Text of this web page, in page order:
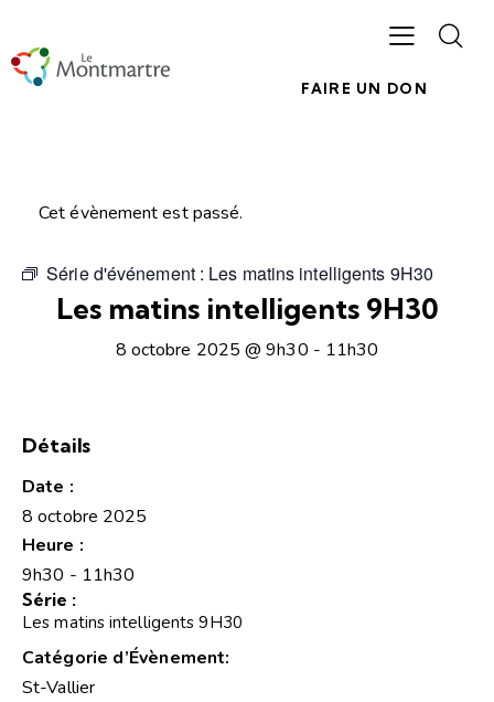
FAIRE UN DON
Cet évènement est passé.
Série d'événement : Les matins intelligents 9H30
Les matins intelligents 9H30
8 octobre 2025 @ 9h30 - 11h30
Détails
Date :
8 octobre 2025
Heure :
9h30 - 11h30
Série :
Les matins intelligents 9H30
Catégorie d’Évènement:
St-Vallier